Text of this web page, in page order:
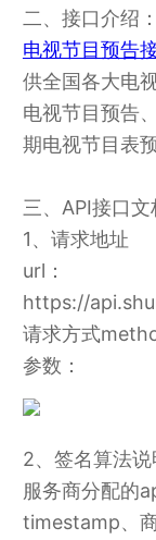
二、接口介绍：
电视节目预告
供全国各大电
电视节目预告
期电视节目表
三、API接口文
1、请求地址
url：
https://
请求方式
参数：
2、签名算法说
服务商分配的
timestamp、